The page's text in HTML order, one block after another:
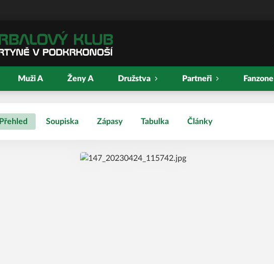
Muži A Ženy A Družstva Partneři Fanzone
Přehled Soupiska Zápasy Tabulka Články